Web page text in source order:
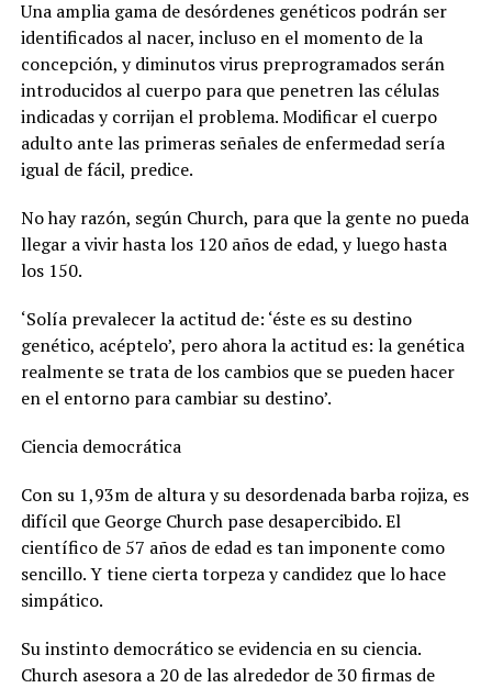
Una amplia gama de desórdenes genéticos podrán ser
identificados al nacer, incluso en el momento de la
concepción, y diminutos virus preprogramados serán
introducidos al cuerpo para que penetren las células
indicadas y corrijan el problema. Modificar el cuerpo
adulto ante las primeras señales de enfermedad sería
igual de fácil, predice.
No hay razón, según Church, para que la gente no pueda
llegar a vivir hasta los 120 años de edad, y luego hasta
los 150.
‘Solía prevalecer la actitud de: ‘éste es su destino
genético, acéptelo’, pero ahora la actitud es: la genética
realmente se trata de los cambios que se pueden hacer
en el entorno para cambiar su destino’.
Ciencia democrática
Con su 1,93m de altura y su desordenada barba rojiza, es
difícil que George Church pase desapercibido. El
científico de 57 años de edad es tan imponente como
sencillo. Y tiene cierta torpeza y candidez que lo hace
simpático.
Su instinto democrático se evidencia en su ciencia.
Church asesora a 20 de las alrededor de 30 firmas de